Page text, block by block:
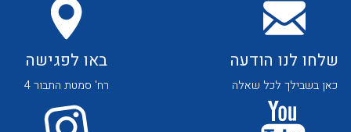
לכל מוצרי היצרן לכל מוצרי היצרן
שלחו לנו הודעה
כאן בשבילך לכל שאלה
באו לפגישה
רח' סמטת התבור 4